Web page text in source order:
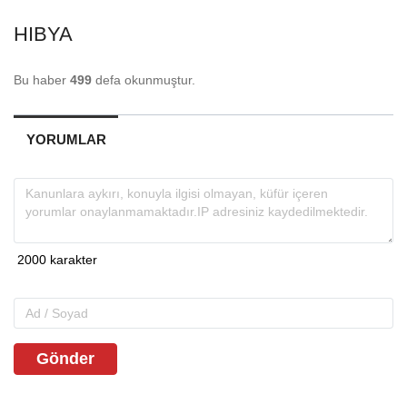
HIBYA
Bu haber 499 defa okunmuştur.
YORUMLAR
Gönder